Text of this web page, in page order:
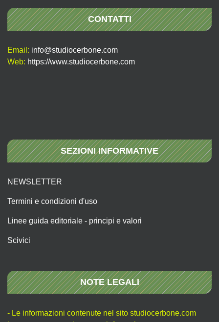
CONTATTI
Email: info@studiocerbone.com
Web: https://www.studiocerbone.com
SEZIONI INFORMATIVE
NEWSLETTER
Termini e condizioni d'uso
Linee guida editoriale - principi e valori
Scivici
NOTE LEGALI
- Le informazioni contenute nel sito studiocerbone.com